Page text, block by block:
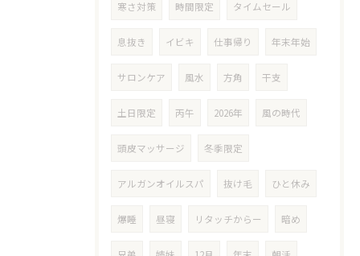
寒さ対策 時間限定 タイムセール
息抜き イビキ 仕事帰り 年末年始
サロンケア 風水 方角 干支
土日限定 丙午 2026年 風の時代
頭皮マッサージ 冬季限定
アルガンオイルスパ 抜け毛 ひと休み
爆睡 昼寝 リタッチからー 暗め